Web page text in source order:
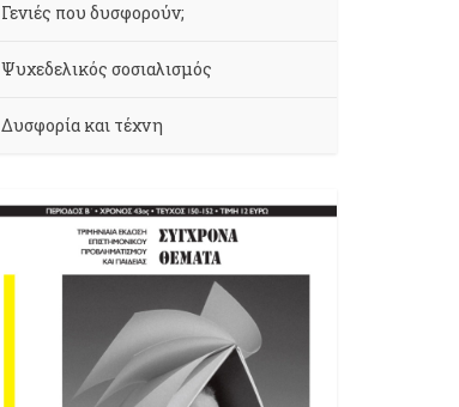
Γενιές που δυσφορούν;
Ψυχεδελικός σοσιαλισμός
Δυσφορία και τέχνη